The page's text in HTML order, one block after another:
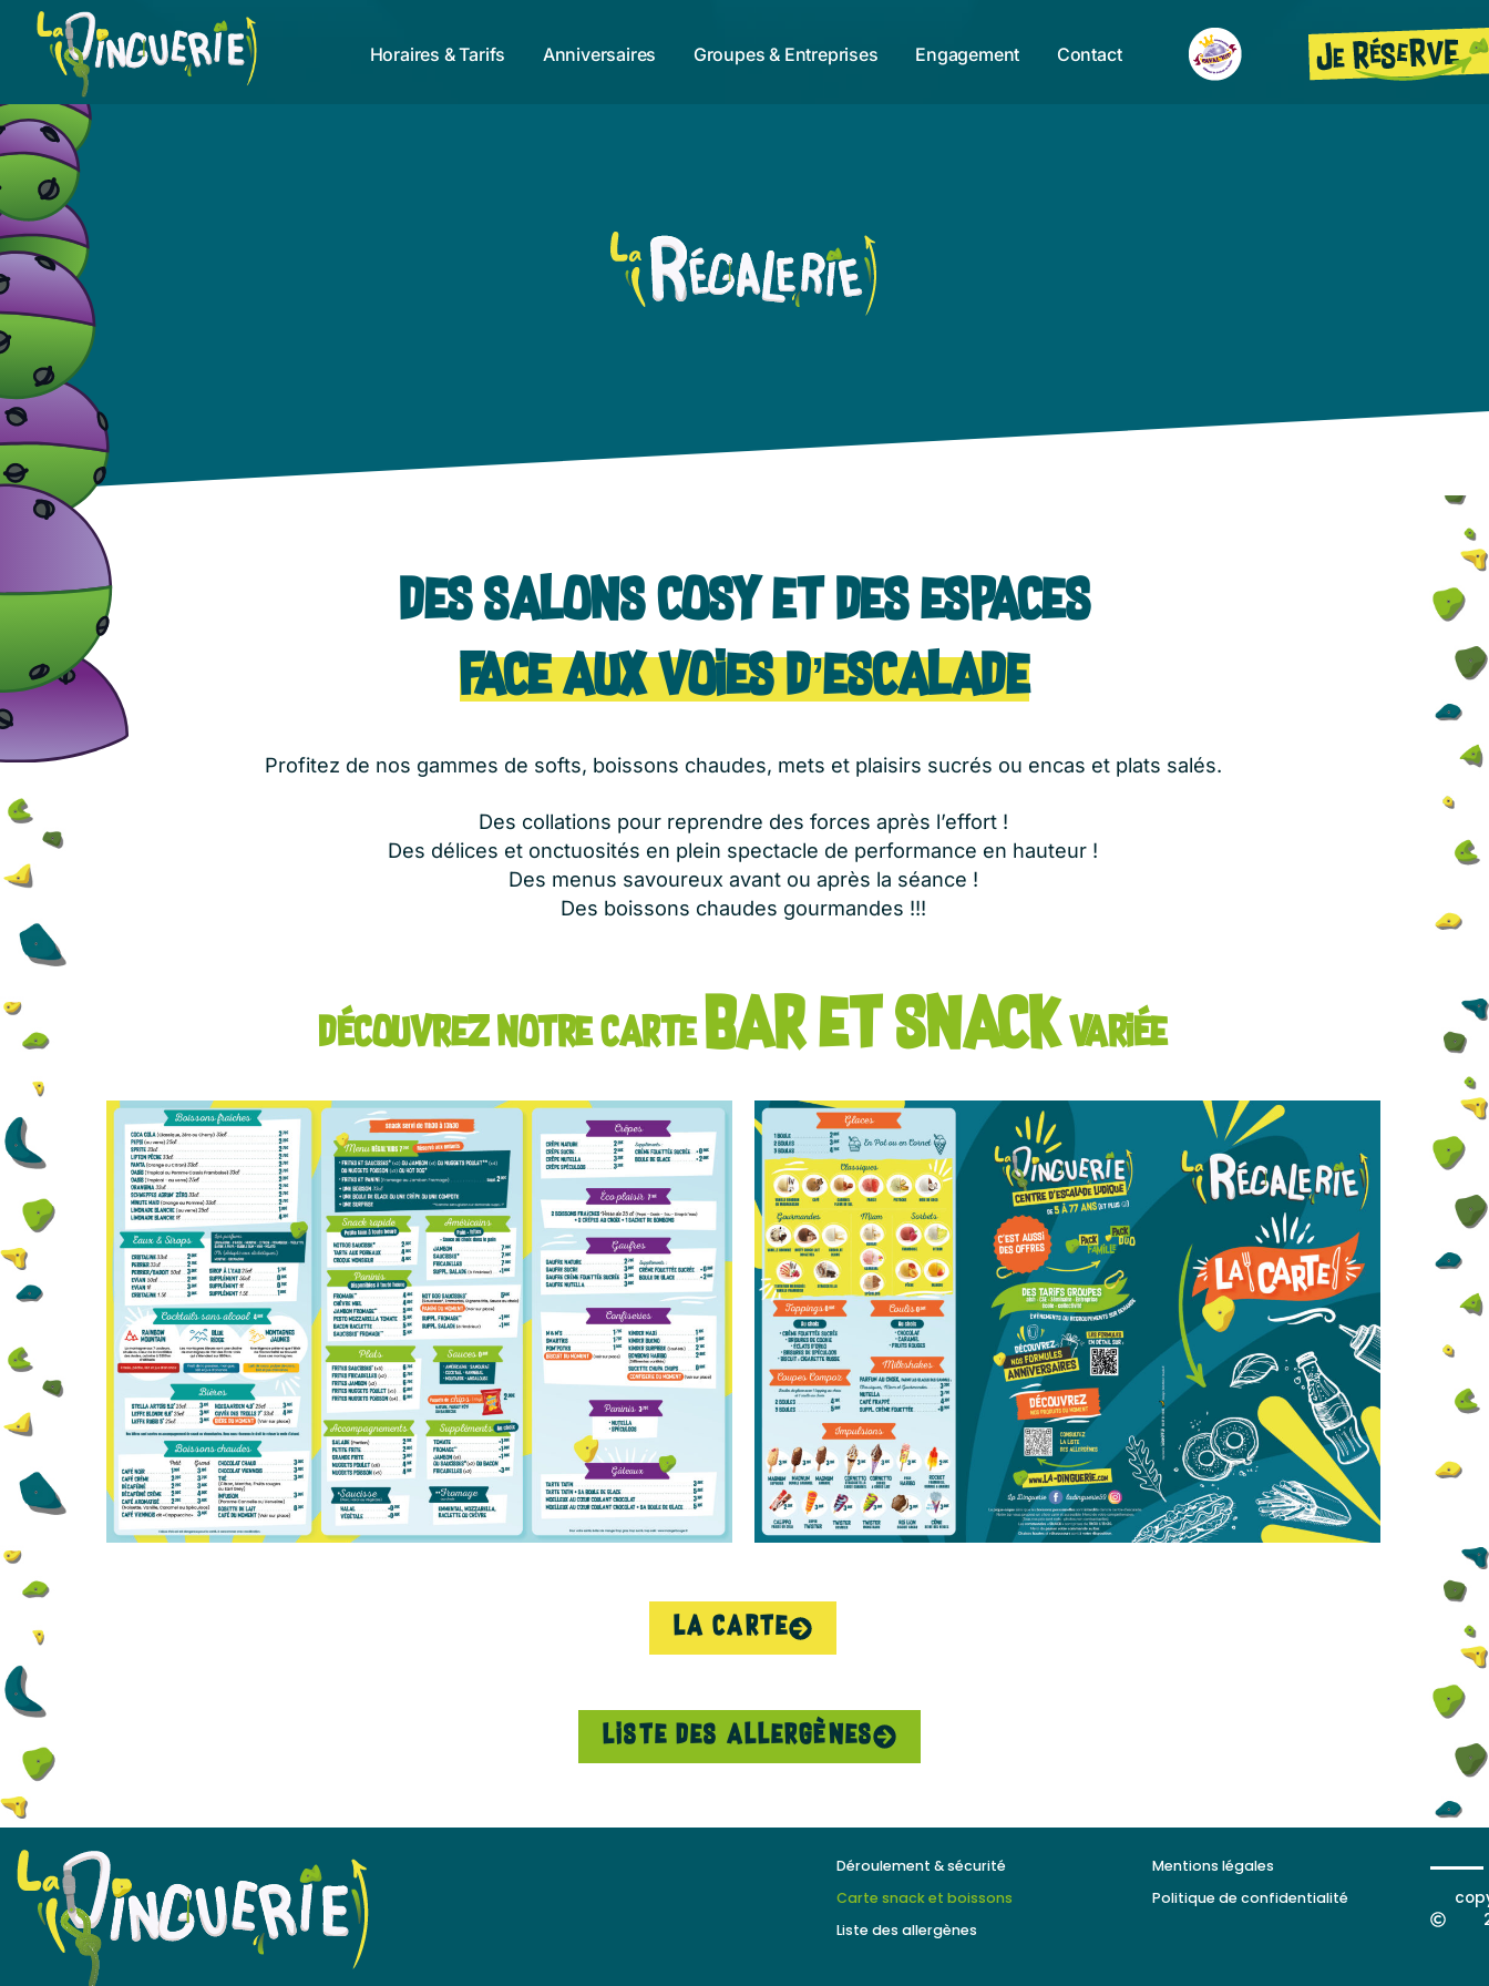
Horaires & Tarifs Anniversaires Groupes & Entreprises Engagement Contact
Des salons cosy et des espaces
face aux voies d’escalade
Profitez de nos gammes de softs, boissons chaudes, mets et plaisirs sucrés ou encas et plats salés.
Des collations pour reprendre des forces après l’effort !
Des délices et onctuosités en plein spectacle de performance en hauteur !
Des menus savoureux avant ou après la séance !
Des boissons chaudes gourmandes !!!
Découvrez notre carte BAR et SNACKvariée
La carte
Liste des allergènes
Déroulement & sécurité
Carte snack et boissons
Liste des allergènes
Mentions légales
Politique de confidentialité